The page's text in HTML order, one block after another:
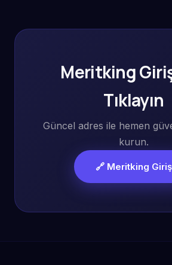
Meritking
Tıklayın
Güncel adres ile hemen
kurun.
🔗 Meritking Giriş